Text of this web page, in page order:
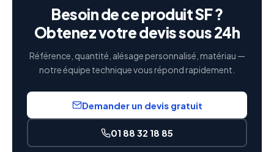
Besoin de ce produit SF ?
Obtenez votre devis sous 24h
Référence, quantité, alésage personnalisé, matériau —
notre équipe technique vous répond rapidement.
Demander un devis gratuit
01 88 32 18 85